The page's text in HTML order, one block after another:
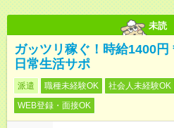
未読
ガッツリ稼ぐ！時給1400
日常生活サポ
派遣 職種未経験OK 社会人未経験OK
WEB登録・面接OK